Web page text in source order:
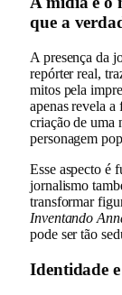
que a
A presença da
repórter real,
mitos pela
apenas revela a
criação de uma
personagem
Esse aspecto é
jornalismo
transformar
Inventando
pode ser tão
Identidade